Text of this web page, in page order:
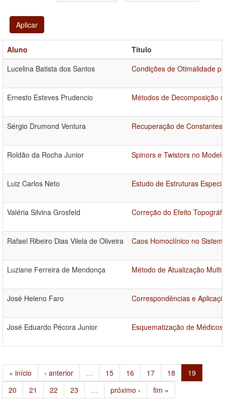
Aplicar
Aluno
Título
Lucelina Batista dos Santos
Condições de Otimalidade
Ernesto Esteves Prudencio Métodos de Decomposição
Sérgio Drumond Ventura Recuperação de
Roldão da Rocha Junior Spinors e Twistors no
Luiz Carlos Neto Estudo de Estruturas
Valéria Silvina Grosfeld Correção do Efeito
Rafael Ribeiro Dias Vilela de Oliveira Caos Homoclínico no
Luziane Ferreira de Mendonça Método de Atualização
José Heleno Faro Correspondências e
José Eduardo Pécora Junior Esquematização de
« início ‹ anterior … 15 16 17 18
19
20
21 22 23 … próximo › fim »